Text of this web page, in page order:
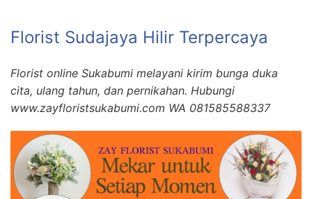
Florist Sudajaya Hilir Terpercaya
Florist online Sukabumi melayani kirim bunga duka
cita, ulang tahun, dan pernikahan. Hubungi
www.zayfloristsukabumi.com WA 081585588337